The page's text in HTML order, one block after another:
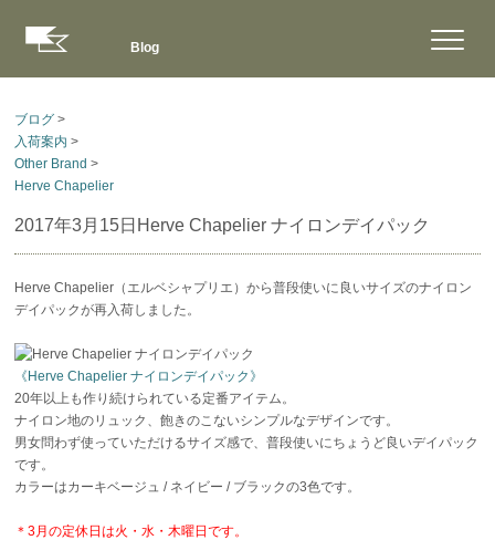
Blog
ブログ >
入荷案内 >
Other Brand >
Herve Chapelier
2017年3月15日 Herve Chapelier ナイロンデイパック
Herve Chapelier（エルベシャプリエ）から普段使いに良いサイズのナイロン
デイパックが再入荷しました。
《Herve Chapelier ナイロンデイパック》
20年以上も作り続けられている定番アイテム。
ナイロン地のリュック、飽きのこないシンプルなデザインです。
男女問わず使っていただけるサイズ感で、普段使いにちょうど良いデイパック
です。
カラーはカーキベージュ / ネイビー / ブラックの3色です。
＊3月の定休日は火・水・木曜日です。